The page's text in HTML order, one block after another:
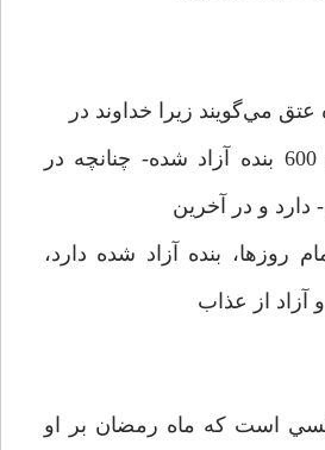
مي‌گويند زيرا خداوند در
هر شبانه روزش 600 بنده آزاد شده- چنانچه در
دارد و در آخرين
روزها، بنده آزاد شده دارد،
آزاد از عذاب
است که ماه رمضان بر او